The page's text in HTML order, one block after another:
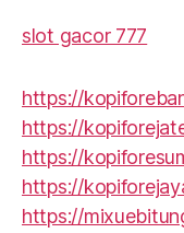
slot gacor 777
https://
https://
https://
https://
https://